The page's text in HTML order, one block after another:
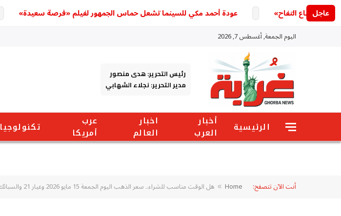
عاجل
بتاع التفاح» عودة أحمد مكي للسينما تشعل حماس الجمهور لفيلم «فرصة سعيدة»
اليوم الجمعة, أغسطس 7, 2026
رئيس التحرير: هدى منصور
مدير التحرير: نجلاء الشهابي
الرئيسية
أخبار
العرب
اخبار
العالم
عرب
أمريكا
تكنولوجيا
أنت الآن تتصفح: Home
» هل الوقت مناسب للشراء.. سعر الذهب اليوم الجمعة 15 مايو 2026 وعيار 21 والسبائك الذهبية في الصاغة